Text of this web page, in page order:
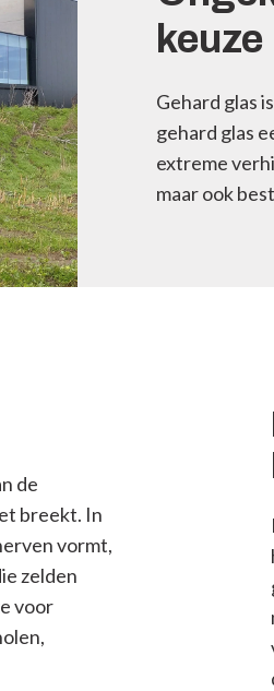
keuze
Gehard glas
gehard glas
extreme
maar ook
de
breekt. In
vormt,
zelden
voor